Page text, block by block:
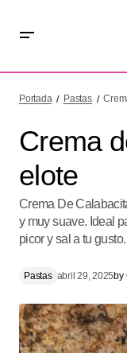
Portada Pastas
Crema
elote
Crema De
y muy suave. Ideal
picor y sal a tu gusto.
Pastas abril 29, 2025by